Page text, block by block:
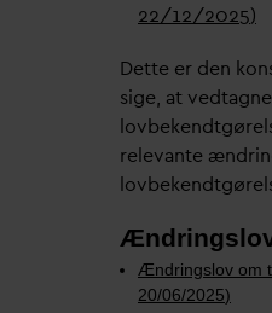
22/12/2025)
Dette er den
sige, at
relevante
Ændringslov om
20/06/2025)